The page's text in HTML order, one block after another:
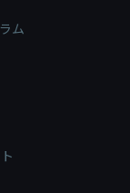
ム